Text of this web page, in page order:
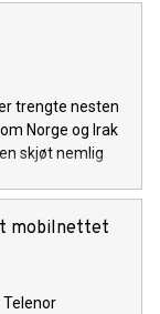
trengte nesten
Norge og Irak
skjøt nemlig
mobilnettet
Telenor